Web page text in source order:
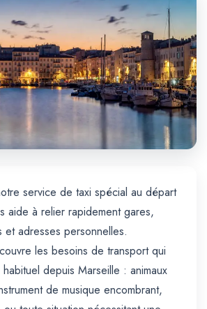
service de taxi spécial au départ
aide à relier rapidement gares,
adresses personnelles.
couvre les besoins de transport qui
depuis Marseille : animaux
de musique encombrant,